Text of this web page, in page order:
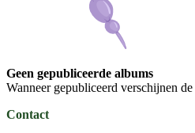
Geen gepubliceerde albums
Wanneer gepubliceerd verschijnen
Contact